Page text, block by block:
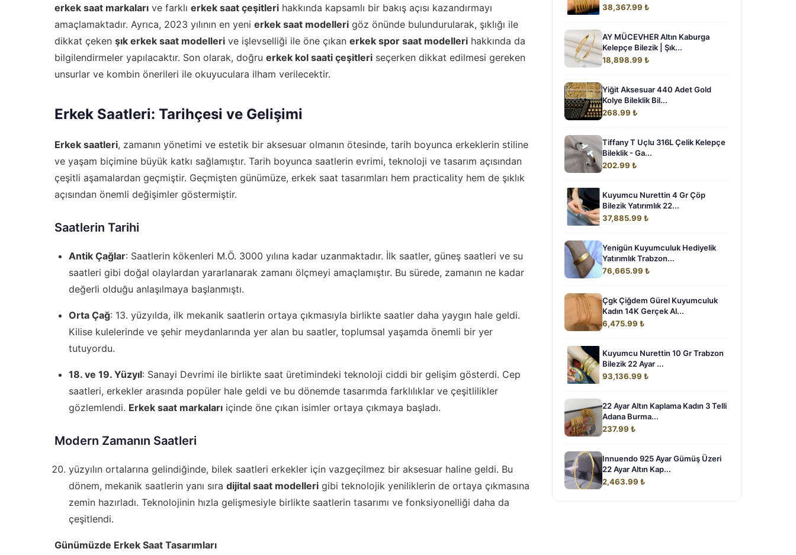
erkek saat markaları ve farklı erkek saat çeşitleri hakkında kapsamlı bir bakış açısı kazandırmayı
amaçlamaktadır. Ayrıca, 2023 yılının en yeni erkek saat modelleri göz önünde bulundurularak, şıklığı ile
dikkat çeken şık erkek saat modelleri ve işlevselliği ile öne çıkan erkek spor saat modelleri hakkında da
bilgilendirmeler yapılacaktır. Son olarak, doğru erkek kol saati çeşitleri seçerken dikkat edilmesi gereken
unsurlar ve kombin önerileri ile okuyuculara ilham verilecektir.
Erkek Saatleri: Tarihçesi ve Gelişimi
Erkek saatleri, zamanın yönetimi ve estetik bir aksesuar olmanın ötesinde, tarih boyunca erkeklerin stiline
ve yaşam biçimine büyük katkı sağlamıştır. Tarih boyunca saatlerin evrimi, teknoloji ve tasarım açısından
çeşitli aşamalardan geçmiştir. Geçmişten günümüze, erkek saat tasarımları hem practicality hem de şıklık
açısından önemli değişimler göstermiştir.
Saatlerin Tarihi
Antik Çağlar: Saatlerin kökenleri M.Ö. 3000 yılına kadar uzanmaktadır. İlk saatler, güneş saatleri ve su
saatleri gibi doğal olaylardan yararlanarak zamanı ölçmeyi amaçlamıştır. Bu sürede, zamanın ne kadar
değerli olduğu anlaşılmaya başlanmıştı.
Orta Çağ: 13. yüzyılda, ilk mekanik saatlerin ortaya çıkmasıyla birlikte saatler daha yaygın hale geldi.
Kilise kulelerinde ve şehir meydanlarında yer alan bu saatler, toplumsal yaşamda önemli bir yer
tutuyordu.
18. ve 19. Yüzyıl: Sanayi Devrimi ile birlikte saat üretimindeki teknoloji ciddi bir gelişim gösterdi. Cep
saatleri, erkekler arasında popüler hale geldi ve bu dönemde tasarımda farklılıklar ve çeşitlilikler
gözlemlendi. Erkek saat markaları içinde öne çıkan isimler ortaya çıkmaya başladı.
Modern Zamanın Saatleri
yüzyılın ortalarına gelindiğinde, bilek saatleri erkekler için vazgeçilmez bir aksesuar haline geldi. Bu
dönem, mekanik saatlerin yanı sıra dijital saat modelleri gibi teknolojik yeniliklerin de ortaya çıkmasına
zemin hazırladı. Teknolojinin hızla gelişmesiyle birlikte saatlerin tasarımı ve fonksiyonelliği daha da
çeşitlendi.
Günümüzde Erkek Saat Tasarımları
38,367.99 ₺
AY MÜCEVHER Altın Kaburga
Kelepçe Bilezik | Şık...
18,898.99 ₺
Yiğit Aksesuar 440 Adet Gold
Kolye Bileklik Bil...
268.99 ₺
Tiffany T Uçlu 316L Çelik Kelepçe
Bileklik - Ga...
202.99 ₺
Kuyumcu Nurettin 4 Gr Çöp
Bilezik Yatırımlık 22...
37,885.99 ₺
Yenigün Kuyumculuk Hediyelik
Yatırımlık Trabzon...
76,665.99 ₺
Çgk Çiğdem Gürel Kuyumculuk
Kadın 14K Gerçek Al...
6,475.99 ₺
Kuyumcu Nurettin 10 Gr Trabzon
Bilezik 22 Ayar ...
93,136.99 ₺
22 Ayar Altın Kaplama Kadın 3 Telli
Adana Burma...
237.99 ₺
Innuendo 925 Ayar Gümüş Üzeri
22 Ayar Altın Kap...
2,463.99 ₺